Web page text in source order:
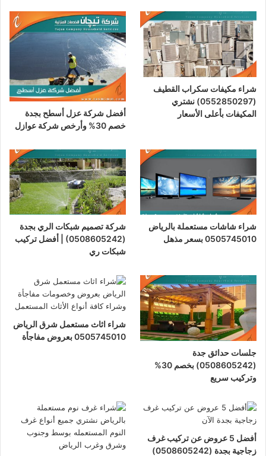
شراء مكيفات سكراب القطيف
(0552850297) نشتري
المكيفات بأعلى الأسعار
أفضل شركة عزل أسطح بجدة
خصم 30% وأرخص شركة عوازل
شراء شاشات مستعملة بالرياض
0505745010 بسعر مذهل
شركة تصميم شبكات الري بجدة
(0508605242) | أفضل تركيب
شبكات ري
جلسات حدائق جدة
(0508605242) بخصم 30%
وتركيب سريع
شراء اثاث مستعمل شرق الرياض
0505745010 بعروض مفاجأة
أفضل 5 عروض عن تركيب غرف
زجاجية بجدة (0508605242)